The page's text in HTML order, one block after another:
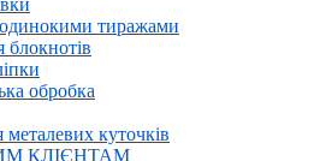
тиражами
блокнотів
обробка
куточків
КЛІЄНТАМ